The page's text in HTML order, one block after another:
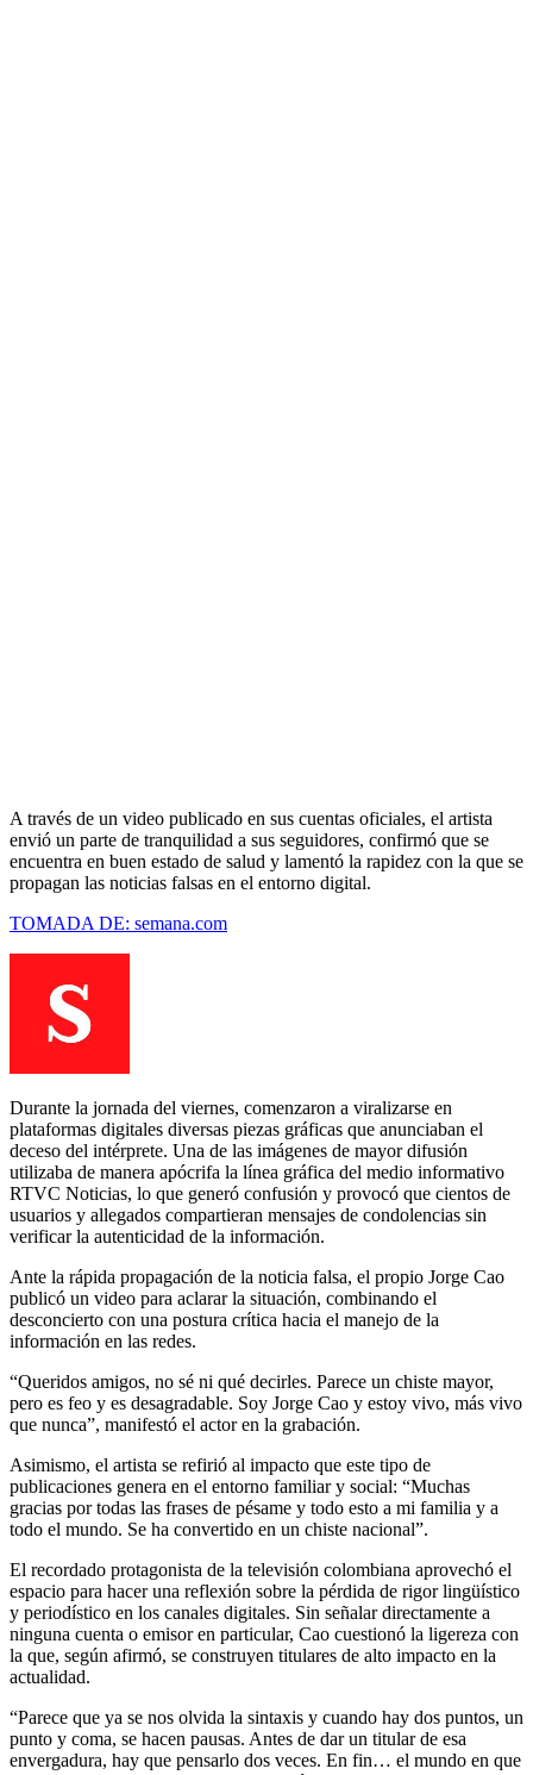
A través de un video publicado en sus cuentas oficiales, el artista
envió un parte de tranquilidad a sus seguidores, confirmó que se
encuentra en buen estado de salud y lamentó la rapidez con la que se
propagan las noticias falsas en el entorno digital.
TOMADA DE: semana.com
Durante la jornada del viernes, comenzaron a viralizarse en
plataformas digitales diversas piezas gráficas que anunciaban el
deceso del intérprete. Una de las imágenes de mayor difusión
utilizaba de manera apócrifa la línea gráfica del medio informativo
RTVC Noticias, lo que generó confusión y provocó que cientos de
usuarios y allegados compartieran mensajes de condolencias sin
verificar la autenticidad de la información.
Ante la rápida propagación de la noticia falsa, el propio Jorge Cao
publicó un video para aclarar la situación, combinando el
desconcierto con una postura crítica hacia el manejo de la
información en las redes.
“Queridos amigos, no sé ni qué decirles. Parece un chiste mayor,
pero es feo y es desagradable. Soy Jorge Cao y estoy vivo, más vivo
que nunca”, manifestó el actor en la grabación.
Asimismo, el artista se refirió al impacto que este tipo de
publicaciones genera en el entorno familiar y social: “Muchas
gracias por todas las frases de pésame y todo esto a mi familia y a
todo el mundo. Se ha convertido en un chiste nacional”.
El recordado protagonista de la televisión colombiana aprovechó el
espacio para hacer una reflexión sobre la pérdida de rigor lingüístico
y periodístico en los canales digitales. Sin señalar directamente a
ninguna cuenta o emisor en particular, Cao cuestionó la ligereza con
la que, según afirmó, se construyen titulares de alto impacto en la
actualidad.
“Parece que ya se nos olvida la sintaxis y cuando hay dos puntos, un
punto y coma, se hacen pausas. Antes de dar un titular de esa
envergadura, hay que pensarlo dos veces. En fin… el mundo en que